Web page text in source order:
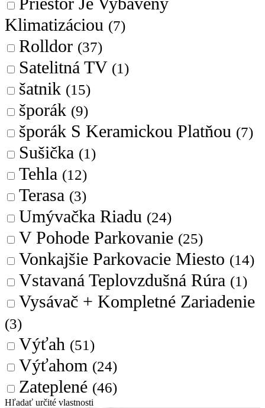
Klimatizáciou (7)
Rolldor (37)
Satelitná TV (1)
šatnik (15)
šporák (9)
šporák S Keramickou Platňou (7)
Sušička (1)
Tehla (12)
Terasa (3)
Umývačka Riadu (24)
V Pohode Parkovanie (25)
Vonkajšie Parkovacie Miesto (14)
Vstavaná Teplovzdušná Rúra (1)
Vysávač + Kompletné Zariadenie
(3)
Výťah (51)
Výťahom (24)
Zateplené (46)
Hľadať určité vlastnosti